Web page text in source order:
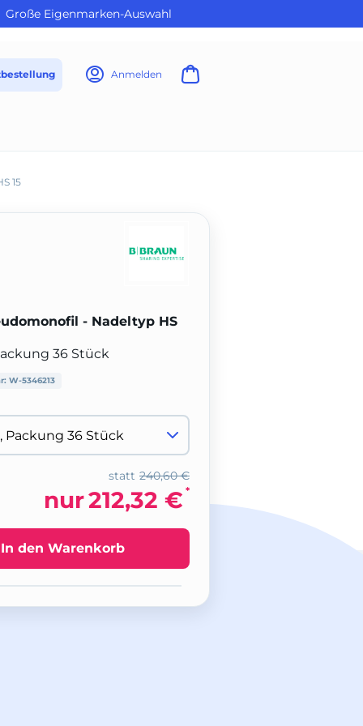
Große Eigenmarken-Auswahl
Anmelden
15
- Nadeltyp HS
36 Stück
W-5346213
240,60 €
statt
nur212,32 € *
In den Warenkorb